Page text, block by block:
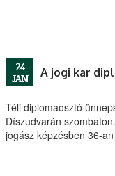
24
JAN
A jogi kar
Téli diplomaosztó
Díszudvarán
jogász képzésben 36-